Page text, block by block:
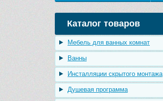
Каталог товаров
Мебель для ванных комнат
Ванны
Инсталляции скрытого монтажа
Душевая программа